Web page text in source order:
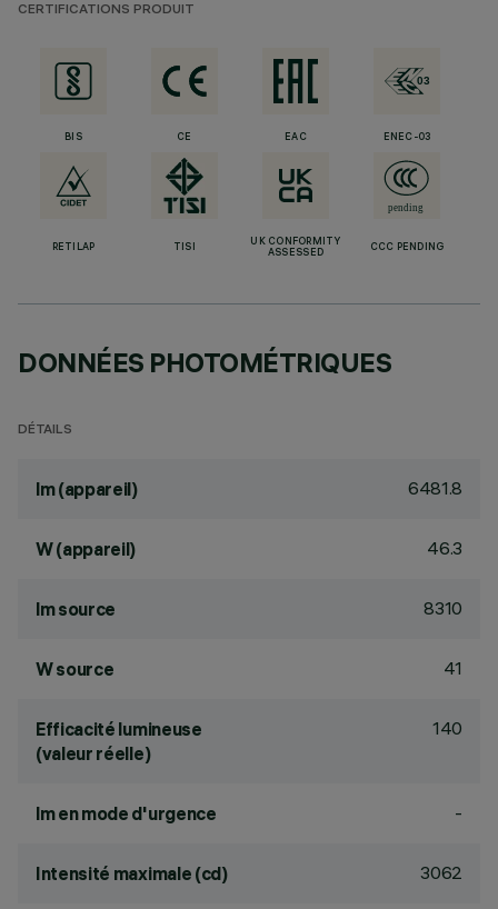
CERTIFICATIONS PRODUIT
BIS CE EAC ENEC-03
RETILAP TISI
UK CONFORMITY
ASSESSED
CCC PENDING
DONNÉES PHOTOMÉTRIQUES
DÉTAILS
lm (appareil) 6481.8
W (appareil) 46.3
lm source 8310
W source 41
Efficacité lumineuse
(valeur réelle)
140
lm en mode d'urgence -
Intensité maximale (cd) 3062